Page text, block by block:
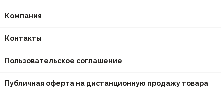
Компания
Контакты
Пользовательское соглашение
Публичная оферта на дистанционную продажу товара